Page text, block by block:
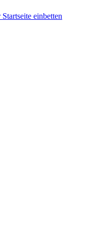
einbetten